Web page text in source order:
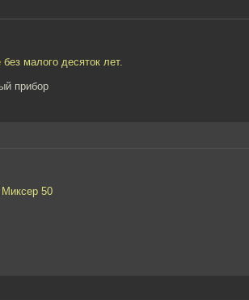
малого десяток лет.
прибор
50